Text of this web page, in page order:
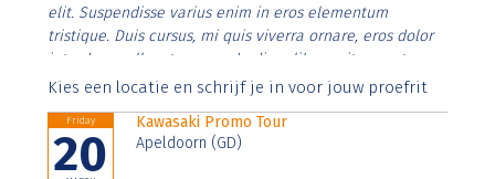
elit. Suspendisse varius enim in eros elementum
tristique. Duis cursus, mi quis viverra ornare, eros dolor
interdum nulla, ut commodo diam libero vitae erat.
Aenean faucibus nibh et justo cursus id rutrum lorem
Kies een locatie en schrijf je in voor jouw proefrit
Friday
20
Kawasaki Promo Tour
Apeldoorn (GD)